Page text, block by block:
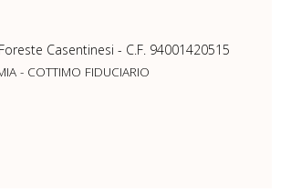
Casentinesi - C.F. 94001420515
- COTTIMO FIDUCIARIO